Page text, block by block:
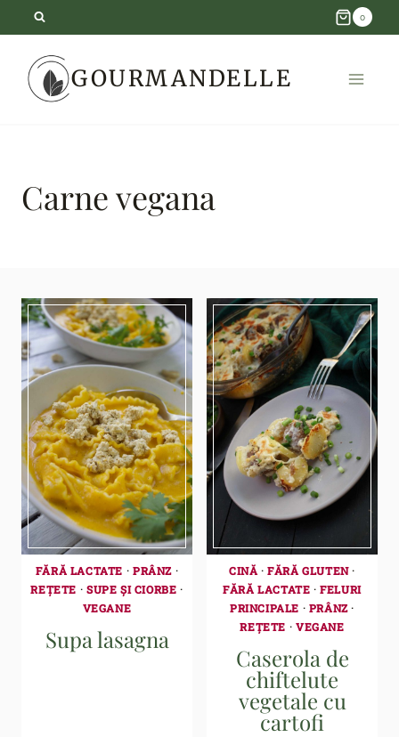
content
0
GOURMANDELLE
Carne vegana
FĂRĂ LACTATE · PRÂNZ·
REȚETE · SUPE ȘI CIORBE ·
VEGANE
Supa lasagna
CINĂ ·FĂRĂ GLUTEN·
FĂRĂ LACTATE ·FELURI
PRINCIPALE · PRÂNZ·
REȚETE · VEGANE
Caserola de
chiftelute
vegetale cu
cartofi